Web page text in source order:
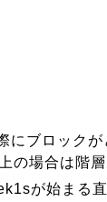
にブロック
の場合は階層
が始まる